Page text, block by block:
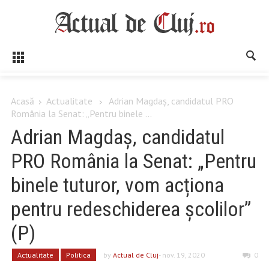
Acasă Actualitate
Adrian Magdaș, candidatul PRO
România la Senat: „Pentru binele ...
Adrian Magdaș, candidatul
PRO România la Senat: „Pentru
binele tuturor, vom acționa
pentru redeschiderea școlilor”
(P)
Actualitate Politica byActual de Cluj- nov. 19, 2020
0